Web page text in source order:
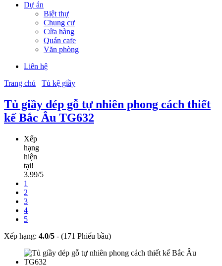
Dự án
Biệt thự
Chung cư
Cửa hàng
Quán cafe
Văn phòng
Liên hệ
Trang chủ
Tủ kệ giầy
Tủ giầy dép gỗ tự nhiên phong cách thiết
kế Bắc Âu TG632
Xếp
hạng
hiện
tại!
3.99/5
1
2
3
4
5
Xếp hạng: 4.0/5 - (171 Phiếu bầu)